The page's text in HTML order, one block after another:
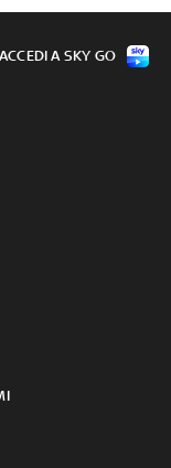
ACCEDI A SKY GO